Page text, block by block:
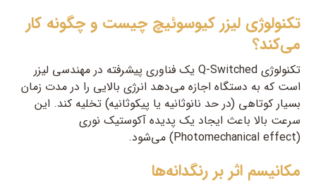
تکنولوژی لیزر کیوسوئیچ چیست و چگونه کار
می‌کند؟
تکنولوژی Q-Switched یک فناوری پیشرفته در مهندسی لیزر
است که به دستگاه اجازه می‌دهد انرژی بالایی را در مدت زمان
بسیار کوتاهی (در حد نانوثانیه یا پیکوثانیه) تخلیه کند. این
سرعت بالا باعث ایجاد یک پدیده آکوستیک نوری
(Photomechanical effect) می‌شود.
مکانیسم اثر بر رنگدانه‌ها